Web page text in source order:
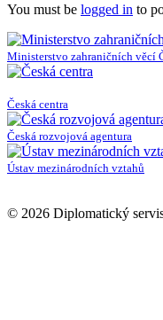
You must be logged in to
Ministerstvo zahraničních věcí
Česká centra
Česká rozvojová agentura
Ústav mezinárodních vztahů
© 2026 Diplomatický